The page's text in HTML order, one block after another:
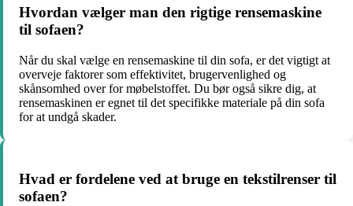
Hvordan vælger man den rigtige rensemaskine
til sofaen?
Når du skal vælge en rensemaskine til din sofa, er det vigtigt at
overveje faktorer som effektivitet, brugervenlighed og
skånsomhed over for møbelstoffet. Du bør også sikre dig, at
rensemaskinen er egnet til det specifikke materiale på din sofa
for at undgå skader.
Hvad er fordelene ved at bruge en tekstilrenser til
sofaen?